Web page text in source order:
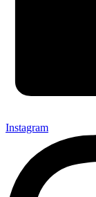
Instagram